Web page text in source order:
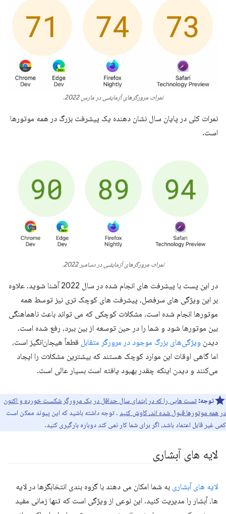
نمرات مرورگرهای آزمایشی در مارس 2022.
نمرات کلی در پایان سال نشان دهنده یک پیشرفت بزرگ در همه موتورها
است.
نمرات مرورگرهای آزمایشی در دسامبر 2022.
در این پست با پیشرفت های انجام شده در سال 2022 آشنا شوید. علاوه
بر این ویژگی های سرفصل، پیشرفت های کوچک تری نیز توسط همه
موتورها انجام شده است. مشکلات کوچکی که می تواند باعث ناهماهنگی
بین موتورها شود و شما را در حین توسعه از بین ببرد، رفع شده است.
دیدن ویژگی‌های بزرگ موجود در مرورگر متقابل قطعاً هیجان‌انگیز است،
اما گاهی اوقات این موارد کوچک هستند که بیشترین مشکلات را ایجاد
می‌کنند و دیدن اینکه چقدر بهبود یافته است بسیار عالی است.
توجه: تست هایی را که در ابتدای سال حداقل در یک مرورگر شکست خورده و اکنون
در همه موتورها قبول شده اند، کاوش کنید . توجه داشته باشید که این پیوند ممکن است
کمی غیر قابل اعتماد باشد، اگر برای شما کار نمی کند دوباره بارگیری کنید.
لایه های آبشاری
لایه های آبشاری به شما امکان می دهند با گروه بندی انتخابگرها در لایه
ها، آبشار را مدیریت کنید. این نوعی از ویژگی است که تنها زمانی مفید